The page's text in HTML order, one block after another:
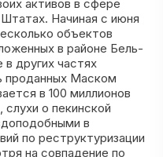
активов в сфере
Начиная с июня
объектов
в районе Бель-
других частях
проданных Маском
в 100 миллионов
о пекинской
в
по реструктуризации
на совпадение по